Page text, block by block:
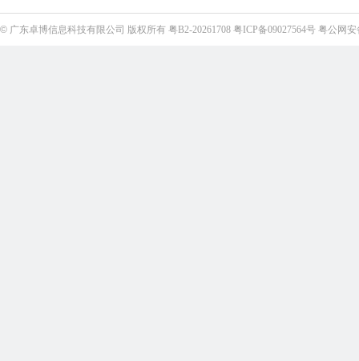
© 广东卓博信息科技有限公司 版权所有 粤B2-20261708 粤ICP备09027564号 粤公网安